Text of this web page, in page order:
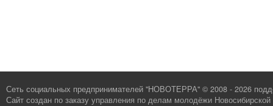
Сеть социальных предпринимателей "НОВОТЕРРА" © 2008 - 2026
Сайт создан по заказу управления по делам молодёжи Новосибирской